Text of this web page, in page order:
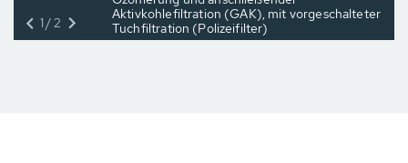
Aktivkohlefiltration (GAK), mit vorgeschalteter
Tuchfiltration (Polizeifilter)
1/2